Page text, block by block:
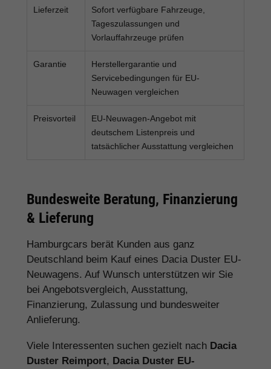
Lieferzeit
Sofort verfügbare Fahrzeuge,
Tageszulassungen und
Vorlauffahrzeuge prüfen
Garantie
Herstellergarantie und
Servicebedingungen für EU-
Neuwagen vergleichen
Preisvorteil
EU-Neuwagen-Angebot mit
deutschem Listenpreis und
tatsächlicher Ausstattung vergleichen
Bundesweite Beratung, Finanzierung
& Lieferung
Hamburgcars berät Kunden aus ganz
Deutschland beim Kauf eines Dacia Duster EU-
Neuwagens. Auf Wunsch unterstützen wir Sie
bei Angebotsvergleich, Ausstattung,
Finanzierung, Zulassung und bundesweiter
Anlieferung.
Viele Interessenten suchen gezielt nach Dacia
Duster Reimport, Dacia Duster EU-